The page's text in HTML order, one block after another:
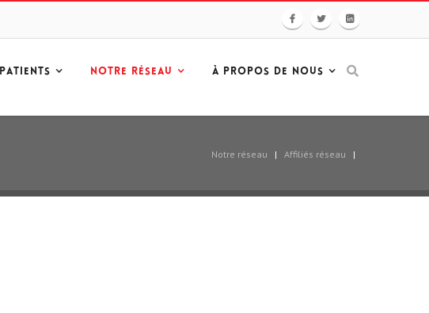
PATIENTS NOTRE RÉSEAU À PROPOS DE NOUS
Notre réseau | Affiliés réseau |